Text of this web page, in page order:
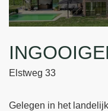
Elstweg 33
Gelegen in het